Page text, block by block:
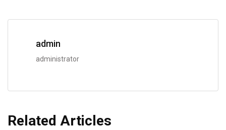
admin
administrator
Related Articles